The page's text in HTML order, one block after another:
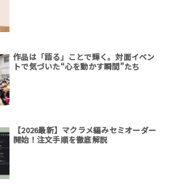
作品は「語る」ことで輝く。対面イベン
トで気づいた“心を動かす瞬間”たち
【2026最新】マクラメ編みセミオーダー
開始！注文手順を徹底解説